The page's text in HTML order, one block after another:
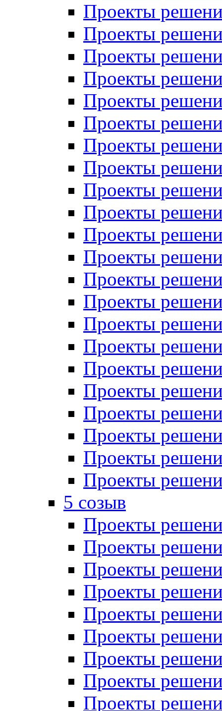
Проекты
Проекты
Проекты
Проекты
Проекты
Проекты
Проекты
Проекты
Проекты
Проекты
Проекты
Проекты
Проекты
Проекты
Проекты
Проекты
Проекты
Проекты
Проекты
Проекты
Проекты
Проекты
5 созыв
Проекты
Проекты
Проекты
Проекты
Проекты
Проекты
Проекты
Проекты
Проекты